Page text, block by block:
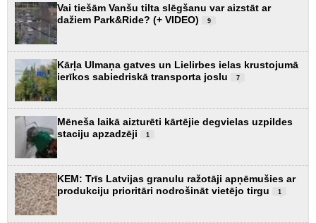
Vai tiešām Vanšu tilta slēgšanu var aizstāt ar
dažiem Park&Ride? (+ VIDEO)
9
Kārļa Ulmaņa gatves un Lielirbes ielas krustojumā
ierīkos sabiedriskā transporta joslu
7
Mēneša laikā aizturēti kārtējie degvielas uzpildes
staciju apzadzēji
1
KEM: Trīs Latvijas granulu ražotāji apņēmušies ar
produkciju prioritāri nodrošināt vietējo tirgu
1